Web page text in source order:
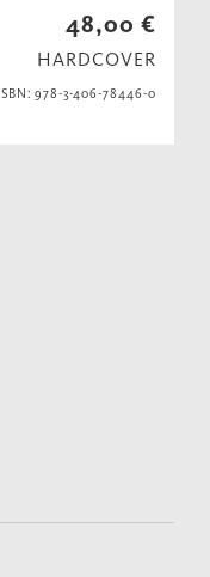
48,00 €
HARDCOVER
ISBN: 978-3-406-78446-0